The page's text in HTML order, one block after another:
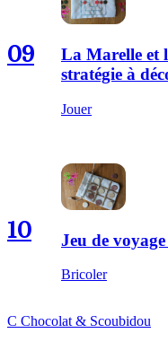
09
La Marelle et
stratégie à
Jouer
10 Jeu de
Bricoler
C Chocolat & Scoubidou